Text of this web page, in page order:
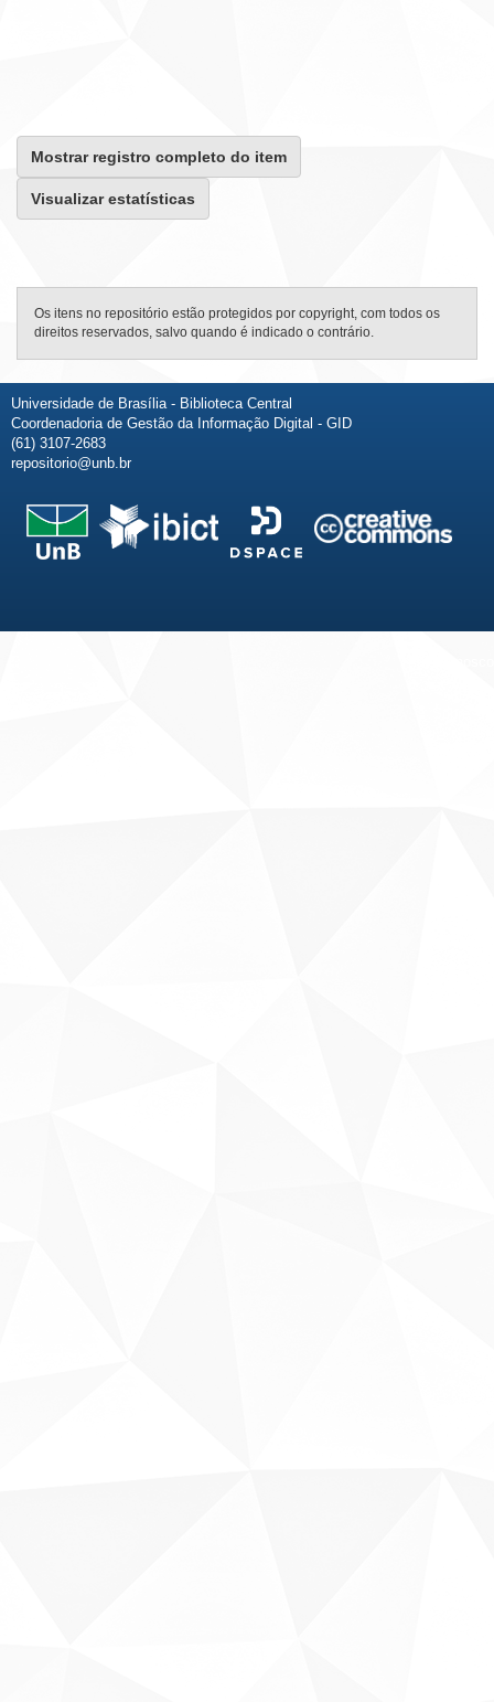
Mostrar registro completo do item
Visualizar estatísticas
Os itens no repositório estão protegidos por copyright, com todos os
direitos reservados, salvo quando é indicado o contrário.
Universidade de Brasília - Biblioteca Central
Coordenadoria de Gestão da Informação Digital - GID
(61) 3107-2683
repositorio@unb.br